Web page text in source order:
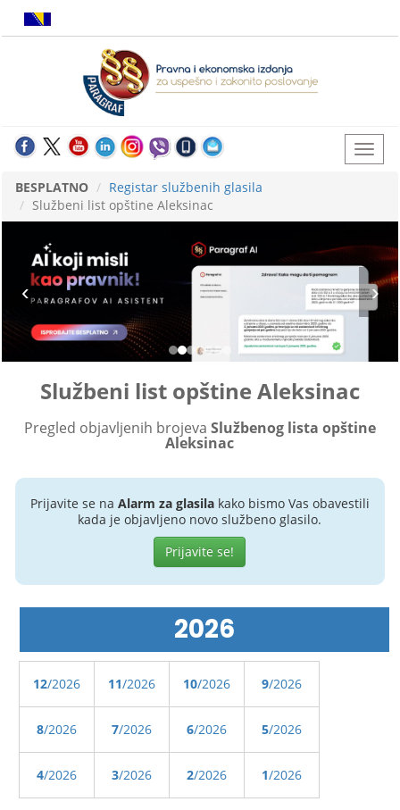
BESPLATNO
Registar službenih glasila
Službeni list opštine Aleksinac
Službeni list opštine Aleksinac
Pregled objavljenih brojeva Službenog lista opštine
Aleksinac
Prijavite se na Alarm za glasilakako bismo Vas obavestili
kada je objavljeno novo službeno glasilo.
Prijavite se!
2026
12/2026 11/2026 10/2026 9/2026
8/2026 7/2026 6/2026 5/2026
4/2026 3/2026 2/2026 1/2026